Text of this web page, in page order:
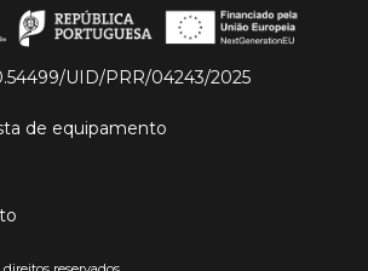
UID/PRR/04243/2025
de equipamento